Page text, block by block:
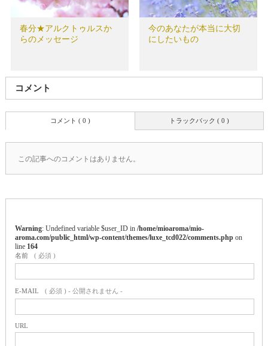
春分★アルクトゥルスか
らのメッセージ
今のあなたが本当に大切
にしたいもの
コメント
トラックバック ( 0 )
コメント ( 0 )
この記事へのコメントはありません。
Warning : Undefined variable $user_ID in /home/mioaroma/mio-
aroma.com/public_html/wp-content/themes/luxe_tcd022/comments.phpon
line 164
名前 ( 必須 )
E-MAIL ( 必須 ) - 公開されません -
URL